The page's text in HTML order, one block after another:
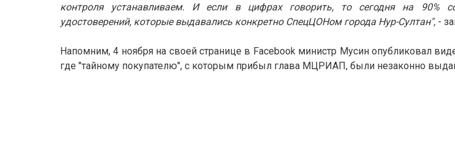
контроля устанавливаем. И если в цифрах говорить, то сегодня на 90%
удостоверений, которые выдавались конкретно СпецЦОНом города Нур-Султан", -
Напомним, 4 ноября на своей странице в Facebook министр Мусин опубликовал
где "тайному покупателю", с которым прибыл глава МЦРИАП, были незаконно